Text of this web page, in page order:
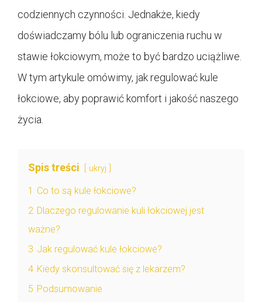
codziennych czynności. Jednakże, kiedy
doświadczamy bólu lub ograniczenia ruchu w
stawie łokciowym, może to być bardzo uciążliwe.
W tym artykule omówimy, jak regulować kule
łokciowe, aby poprawić komfort i jakość naszego
życia.
Spis treści ukryj
1 Co to są kule łokciowe?
2 Dlaczego regulowanie kuli łokciowej jest
ważne?
3 Jak regulować kule łokciowe?
4 Kiedy skonsultować się z lekarzem?
5 Podsumowanie